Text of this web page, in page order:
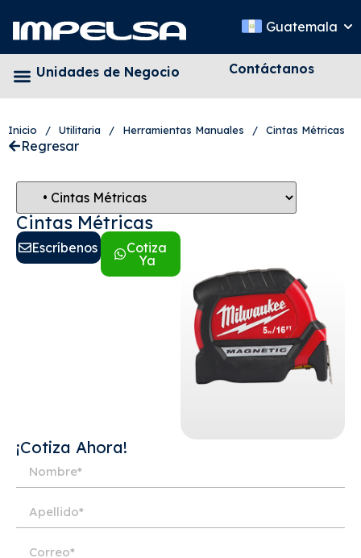
Guatemala
Unidades de Negocio Contáctanos
Inicio / Utilitaria / Herramientas Manuales / Cintas Métricas
Regresar
Cintas Métricas
Escríbenos
Cotiza
Ya
¡Cotiza Ahora!